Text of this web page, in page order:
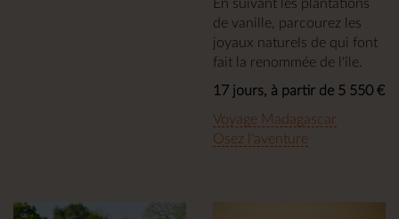
En suivant les plantations
de vanille, parcourez les
joyaux naturels de qui font
fait la renommée de l'île.
17 jours, à partir de 5 550 €
Voyage Madagascar
Osez l'aventure